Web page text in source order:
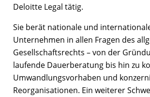
Deloitte Legal tätig.
Sie berät nationale und
Unternehmen in allen Fragen des
Gesellschaftsrechts – von der
laufende Dauerberatung bis hin zu
Umwandlungsvorhaben und
Reorganisationen. Ein weiterer